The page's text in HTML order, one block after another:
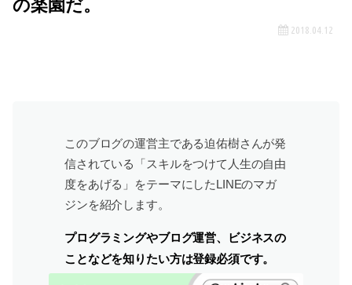
の楽園だ。
2018.04.12
このブログの運営主である迫佑樹さんが発
信されている「スキルをつけて人生の自由
度をあげる」をテーマにしたLINEのマガ
ジンを紹介します。
プログラミングやブログ運営、ビジネスの
ことなどを知りたい方は登録必須です。